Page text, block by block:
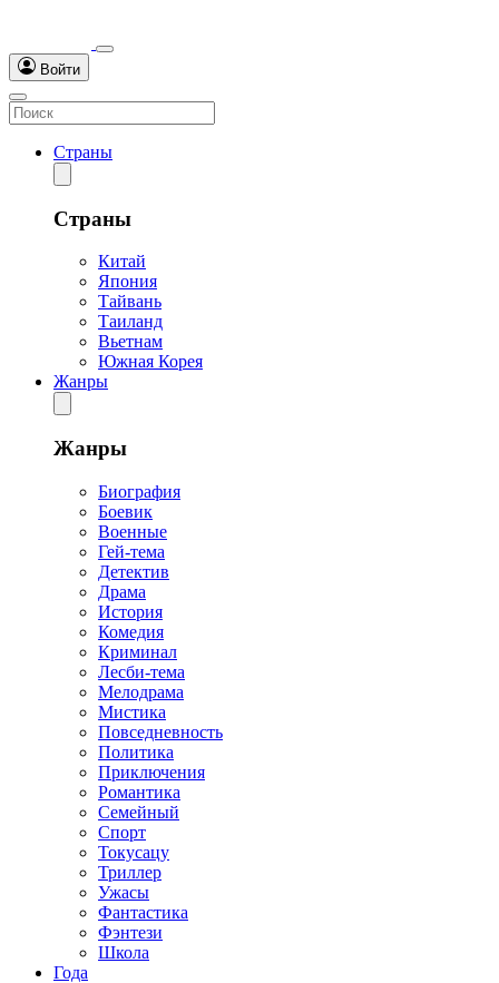
Войти
Страны
Страны
Китай
Япония
Тайвань
Таиланд
Вьетнам
Южная Корея
Жанры
Жанры
Биография
Боевик
Военные
Гей-тема
Детектив
Драма
История
Комедия
Криминал
Лесби-тема
Мелодрама
Мистика
Повседневность
Политика
Приключения
Романтика
Семейный
Спорт
Токусацу
Триллер
Ужасы
Фантастика
Фэнтези
Школа
Года